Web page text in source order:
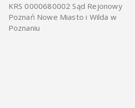
KRS 0000680002 Sąd Rejonowy
Poznań Nowe Miasto i Wilda w
Poznaniu